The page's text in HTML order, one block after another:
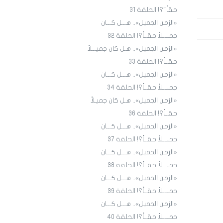
حقاً"؟! الحلقة 31
«الزمن الجميل».. هـــل كـــان
جميـــلاً حقــاً؟! الحلقة ٣٢
«الزمن الجميل».. هـل كان جميـــلاً
حقــاً؟! الحلقة 33
«الزمن الجميل».. هـــل كـــان
جميـــلاً حقــاً؟! الحلقة 34
«الزمن الجميل».. هـل كان جميـلاً
حقــاً؟! الحلقة 36
«الزمن الجميل».. هـــل كـــان
جميـــلاً حقــاً؟! الحلقة 3٧
«الزمن الجميل».. هـــل كـــان
جميـــلاً حقــاً؟! الحلقة 38
«الزمن الجميل».. هـــل كـــان
جميـــلاً حقــاً؟! الحلقة 39
«الزمن الجميل».. هـــل كـــان
جميـــلاً حقــاً؟! الحلقة 40